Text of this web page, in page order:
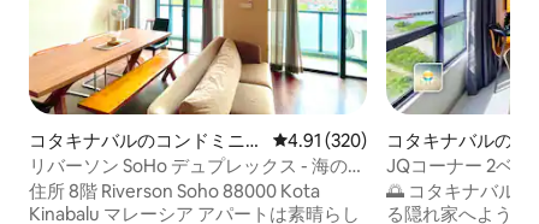
コタキナバルのコンドミニア
ム
レビュー320件、5つ星中4.91つ
4.91 (320)
リバーソン SoHo デュプレックス - 海の眺
望（海の眺望优家）- 無料パーク
住所 8階 Riverson Soho 88000 Kota
Kinabalu マレーシア アパートは素晴らし
コタキナバルのマ
パート
JQコーナー 2ベ
サンセットウォッ
ビューピア
🌅 コタキナバル
る隠れ家へようこそ！ ✅ プロモ